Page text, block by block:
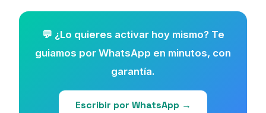
💬 ¿Lo quieres activar hoy mismo? Te
guiamos por WhatsApp en minutos, con
garantía.
Escribir por WhatsApp →